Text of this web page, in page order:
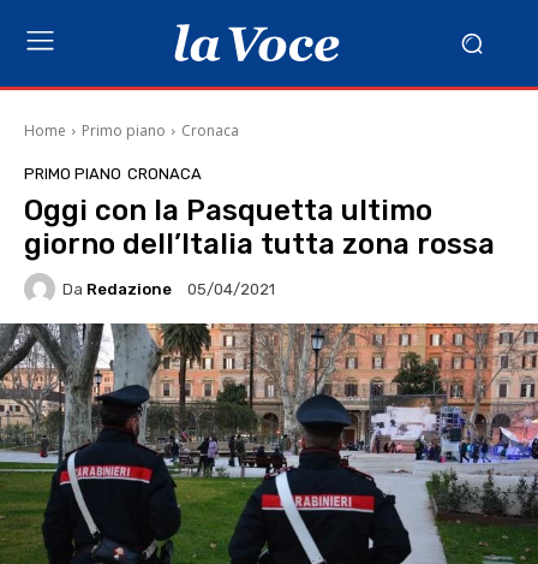
Home Primo piano Cronaca
PRIMO PIANO CRONACA
Oggi con la Pasquetta ultimo
giorno dell’Italia tutta zona rossa
Da Redazione 05/04/2021